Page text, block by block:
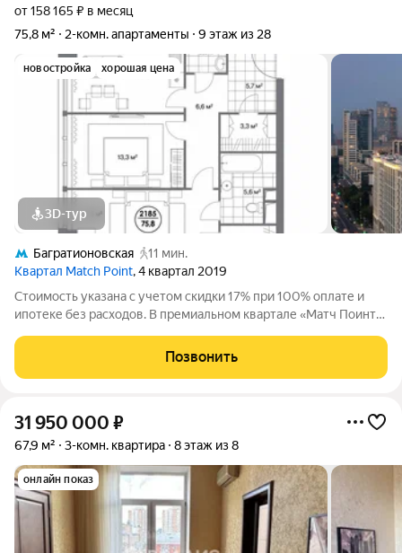
от 158 165 ₽ в месяц
75,8 м²
2-комн. апартаменты 9 этаж из 28
новостройка хорошая цена
3D-тур
Багратионовская
11 мин.
Квартал Match Point, 4 квартал 2019
Стоимость указана с учетом скидки 17% при 100% оплате и
ипотеке без расходов. В премиальном квартале «Матч Поинт»
Девелопмент» представлены трехкомнатные апартаменты на
9 этаже общей площадью
Позвонить
31 950 000 ₽
67,9 м² 3-комн. квартира 8 этаж из 8
онлайн показ